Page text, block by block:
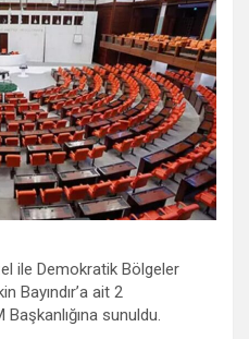
ile Demokratik Bölgeler
Bayındır’a ait 2
sunuldu.